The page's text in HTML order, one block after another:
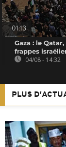
01:13
Gaza : le
frappes
04/08 - 14:32
PLUS